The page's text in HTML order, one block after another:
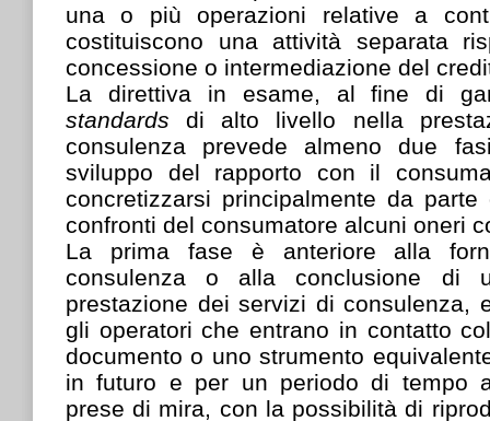
una o più operazioni relative a
costituiscono una attività separata
concessione o intermediazione del
La direttiva in esame, al fine di
standardsdi alto livello nella
consulenza prevede almeno due
sviluppo del rapporto con il
concretizzarsi principalmente da
confronti del consumatore alcuni oneri
La prima fase è anteriore alla
consulenza o alla conclusione di
prestazione dei servizi di consulenza,
gli operatori che entrano in contatto
documento o uno strumento
in futuro e per un periodo di tempo
prese di mira, con la possibilità di